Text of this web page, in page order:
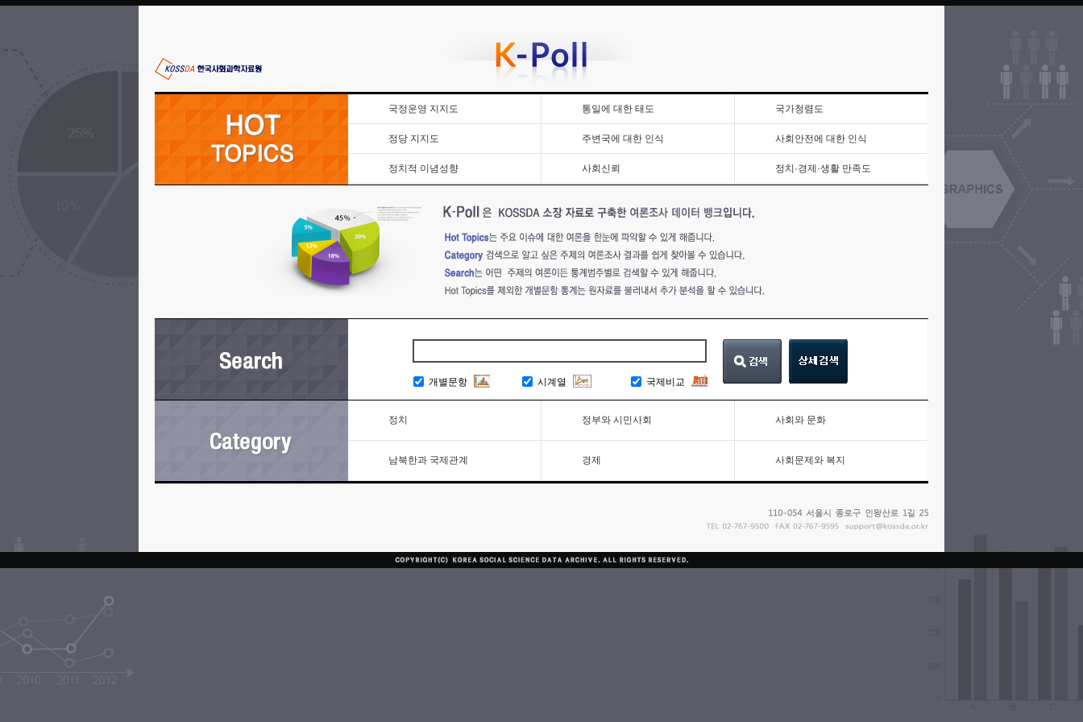
국정운영 지지도 통일에 대한 태도 국가청렴도
정당 지지도 주변국에 대한 인식 사회안전에 대한 인식
정치적 이념성향 사회신뢰 정치·경제·생활 만족도
개별문항 시계열 국제비교
정치 정부와 시민사회 사회와 문화
남북한과 국제관계 경제 사회문제와 복지